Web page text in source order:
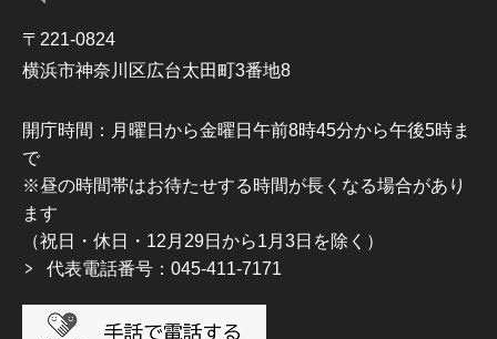
〒221-0824
横浜市神奈川区広台太田町3番地8
開庁時間：月曜日から金曜日午前8時45分から午後5時ま
で
※昼の時間帯はお待たせする時間が長くなる場合があり
ます
（祝日・休日・12月29日から1月3日を除く）
代表電話番号：045-411-7171